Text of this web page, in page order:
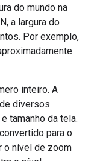
do mundo na
a largura do
Por exemplo,
inteiro. A
diversos
tamanho da tela.
para o
o nível de zoom